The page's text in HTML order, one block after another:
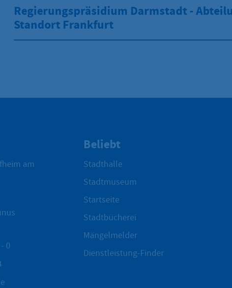
Regierungspräsidium Darmstadt -
Standort Frankfurt
am
0
Beliebt
Stadthalle
Stadtmuseum
Startseite
Stadtbücherei
Mängelmelder
Dienstleistung-Finder